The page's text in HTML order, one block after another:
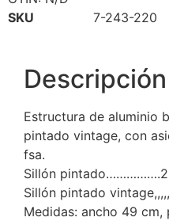
SKU
7-243-220
Descripción
Estructura de aluminio
pintado vintage, con
fsa.
Sillón
Sillón pintado
Medidas: ancho 49